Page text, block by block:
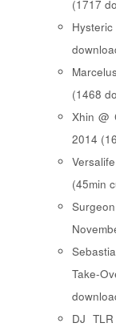
(1717
(1468
Xhin @
2014
(45min
Take-
DJ